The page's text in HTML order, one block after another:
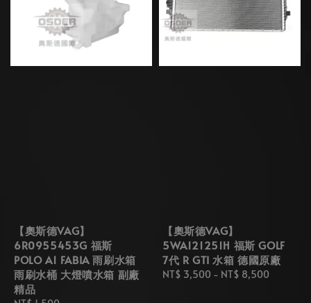
【奧斯德VAG】
6R0955453G 福斯
POLO A1 FABIA 雨刷水箱
雨刷水桶 大燈噴水箱 副廠
精品
【奧斯德VAG】
5WA121251H 福斯 GOLF
7代 R GTI 水箱 德國原廠
Regular
NT$ 3,500 - NT$ 8,500